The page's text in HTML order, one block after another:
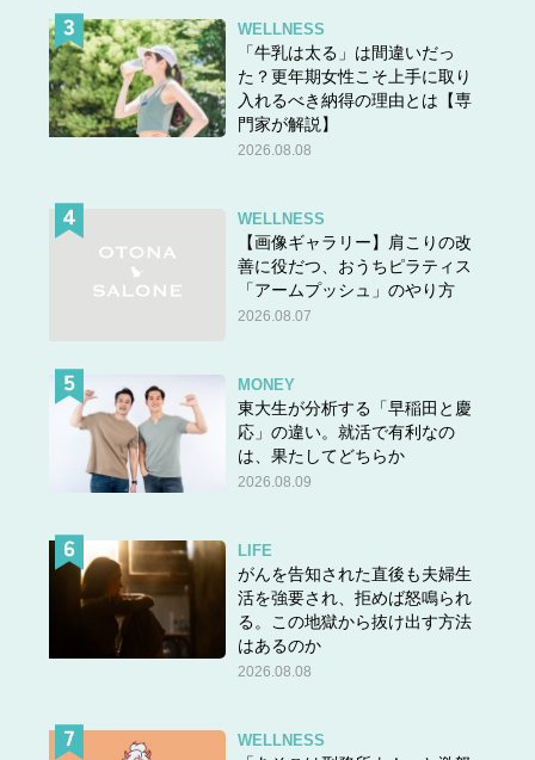
WELLNESS
「牛乳は太る」は間違いだっ
た？更年期女性こそ上手に取り
入れるべき納得の理由とは【専
門家が解説】
2026.08.08
WELLNESS
【画像ギャラリー】肩こりの改
善に役だつ、おうちピラティス
「アームプッシュ」のやり方
2026.08.07
MONEY
東大生が分析する「早稲田と慶
応」の違い。就活で有利なの
は、果たしてどちらか
2026.08.09
LIFE
がんを告知された直後も夫婦生
活を強要され、拒めば怒鳴られ
る。この地獄から抜け出す方法
はあるのか
2026.08.08
WELLNESS